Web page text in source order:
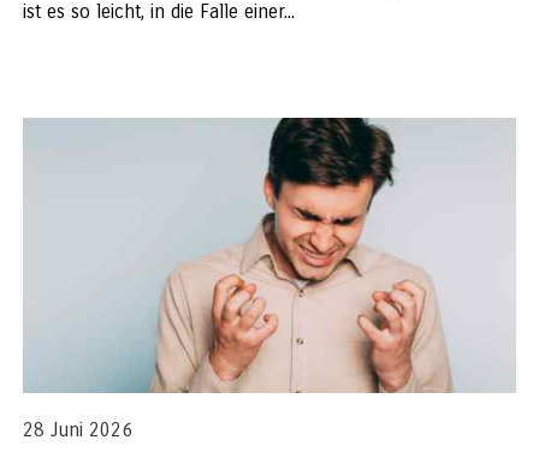
ist es so leicht, in die Falle einer...
28 Juni 2026